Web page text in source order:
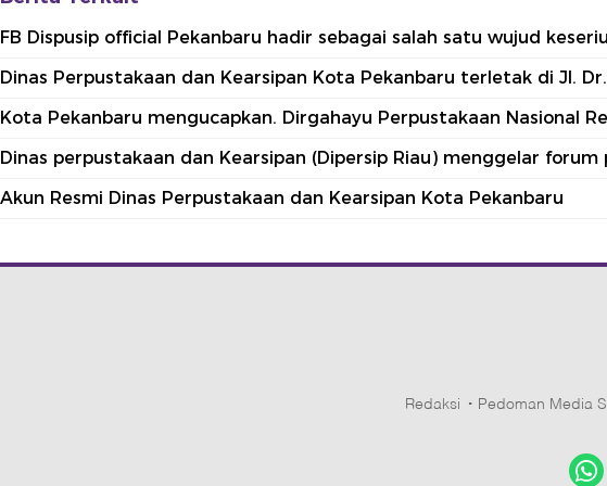
FB Dispusip official Pekanbaru hadir sebagai salah satu wujud
Dinas Perpustakaan dan Kearsipan Kota Pekanbaru terletak di Jl.
Kota Pekanbaru mengucapkan. Dirgahayu Perpustakaan Nasional
Dinas perpustakaan dan Kearsipan (Dipersip Riau) menggelar
Akun Resmi Dinas Perpustakaan dan Kearsipan Kota Pekanbaru
Redaksi Pedoman Media